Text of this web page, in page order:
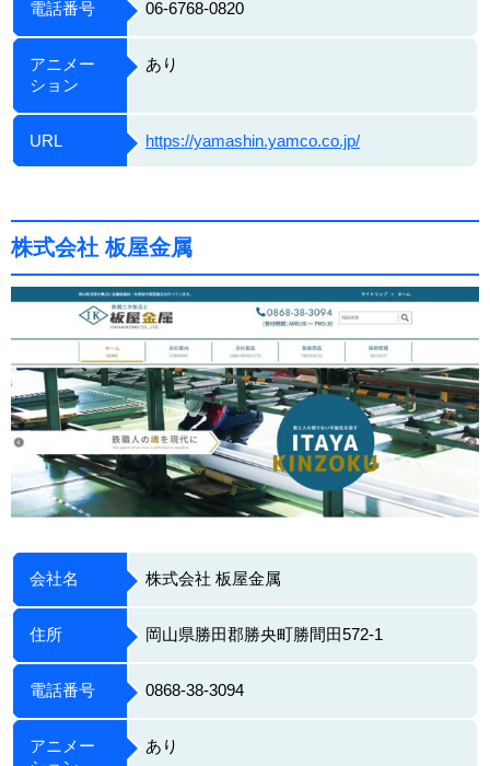
電話番号 06-6768-0820
アニメー
ション
あり
URL https://yamashin.yamco.co.jp/
株式会社 板屋金属
会社名 株式会社 板屋金属
住所 岡山県勝田郡勝央町勝間田572-1
電話番号 0868-38-3094
アニメー
あり